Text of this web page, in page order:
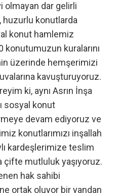
olmayan dar gelirli
huzurlu konutlarda
konut hamlemiz
konutumuzun kuralarını
üzerinde hemşerimizi
kavuşturuyoruz.
ki, aynı Asrın İnşa
sosyal konut
devam ediyoruz ve
konutlarımızı inşallah
kardeşlerimize teslim
çifte mutluluk yaşıyoruz.
hak sahibi
ortak oluyor bir yandan